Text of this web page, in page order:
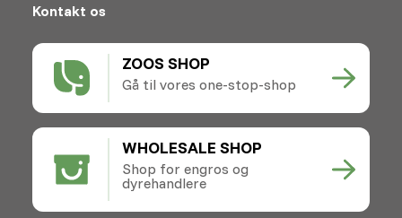
ZOOS SHOP
Gå til vores one-stop-shop
WHOLESALE SHOP
Shop for engros og
dyrehandlere
Kontakt os